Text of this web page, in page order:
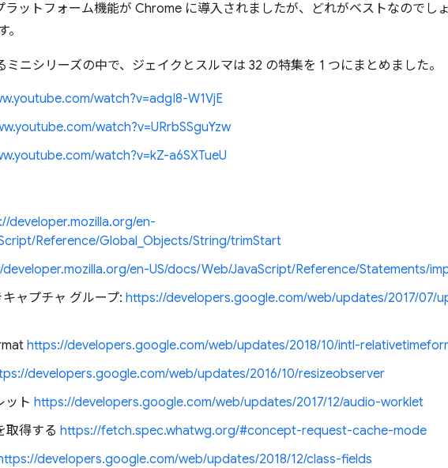
ラットフォーム機能が Chrome に導入されましたが、どれがベストなのでし
ニシリーズの中で、ジェイクとスルマは 32 の特集を 1 つにまとめました。
watch?v=adgI8-W1VjE
watch?v=URrbSSguYzw
watch?v=kZ-a6SXTueU
developer.mozilla.org/en-
Reference/Global_Objects/String/trimStart
en-US/docs/Web/JavaScript/Reference/Statements/
ャプチャ グループ: https://developers.google.com/web/updates/2017/07/
https://developers.google.com/web/updates/2018/10/intl-
developers.google.com/web/updates/2016/10/resizeobserver
ット https://developers.google.com/web/updates/2017/12/audio-worklet
取得する https://fetch.spec.whatwg.org/#concept-request-cache-mode
developers.google.com/web/updates/2018/12/class-fields